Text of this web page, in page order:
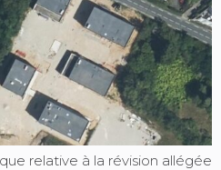
relative à la révision allégée